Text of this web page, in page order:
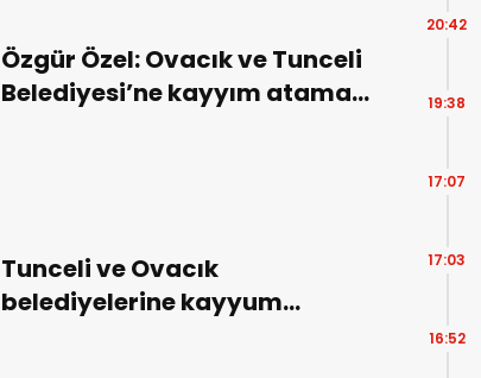
Özgür Özel: Ovacık ve Tunceli
Belediyesi’ne kayyım atama
Tunceli ve Ovacık
belediyelerine kayyum
20:42
19:38
17:07
17:03
16:52